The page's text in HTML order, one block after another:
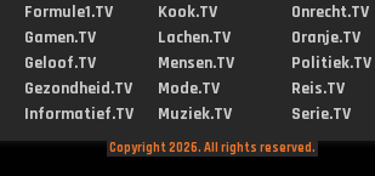
Formule1.TV
Gamen.TV
Geloof.TV
Gezondheid.TV
Informatief.TV
Kook.TV
Lachen.TV
Mensen.TV
Mode.TV
Muziek.TV
Onrecht.TV
Oranje.TV
Politiek.TV
Reis.TV
Serie.TV
Copyright 2026. All rights reserved.